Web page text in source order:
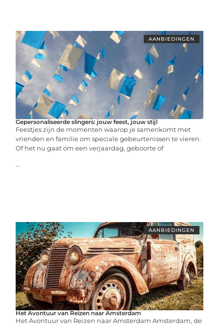
AANBIEDINGEN
Gepersonaliseerde slingers: jouw feest, jouw stijl
Feestjes zijn de momenten waarop je samenkomt met
vrienden en familie om speciale gebeurtenissen te vieren.
Of het nu gaat om een verjaardag, geboorte of
...
AANBIEDINGEN
Het Avontuur van Reizen naar Amsterdam
Het Avontuur van Reizen naar Amsterdam Amsterdam, de